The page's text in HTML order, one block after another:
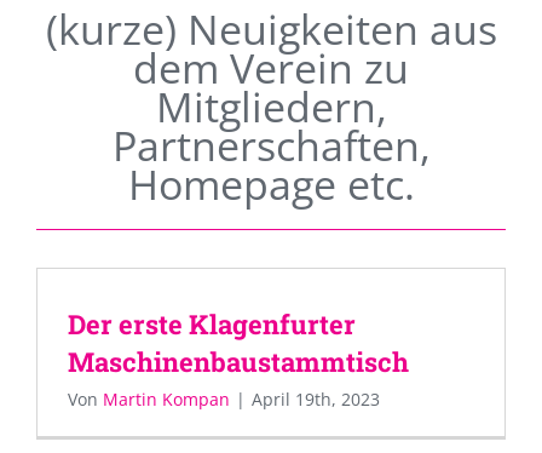
(kurze) Neuigkeiten aus
dem Verein zu
Mitgliedern,
Partnerschaften,
Homepage etc.
Der erste Klagenfurter
Maschinenbaustammtisch
Von Martin Kompan | April 19th, 2023